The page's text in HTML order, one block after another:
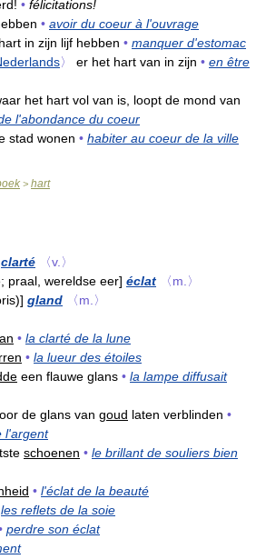
• félicitations!
• avoir du coeur à l'ouvrage
hart in zijn lijf hebben • manquer d'estomac
〉 er het hart van in zijn • en être
het hart vol van is, loopt de mond van
l'abondance du coeur
stad wonen • habiter au coeur de la ville
> hart
clarté
〈v.〉
praal, wereldse eer] éclat
〈m.〉
gland
〈m.〉
• la clarté de la lune
• la lueur des étoiles
een flauwe glans • la lampe diffusait
de glans van goud laten verblinden •
l'argent
schoenen • le brillant de souliers bien
• l'éclat de la beauté
les reflets de la soie
perdre son éclat